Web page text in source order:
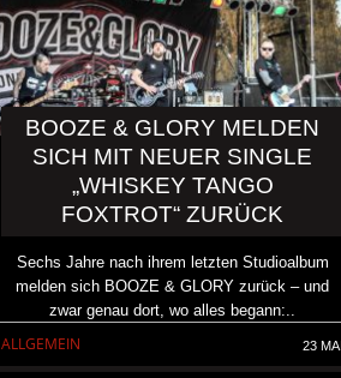
BOOZE & GLORY MELDEN
SICH MIT NEUER SINGLE
„WHISKEY TANGO
FOXTROT“ ZURÜCK
Sechs Jahre nach ihrem letzten Studioalbum
melden sich BOOZE & GLORY zurück – und
zwar genau dort, wo alles begann:..
ALLGEMEIN 23 MAI